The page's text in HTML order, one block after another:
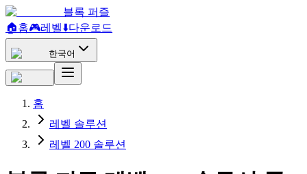
블록 퍼즐
🏠홈🎮레벨⬇️다운로드
한국어
홈
레벨 솔루션
레벨 200 솔루션